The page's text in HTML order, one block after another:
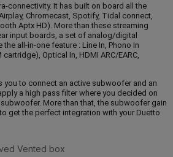
connectivity. It has built on board all the
Chromecast, Spotify, Tidal connect,
Aptx HD). More than these streaming
input boards, a set of analog/digital
all-in-one feature : Line In, Phono In
Optical In, HDMI ARC/EARC,
you to connect an active subwoofer and an
a high pass filter where you decided on
More than that, the subwoofer gain
get the perfect integration with your Duetto
Vented box